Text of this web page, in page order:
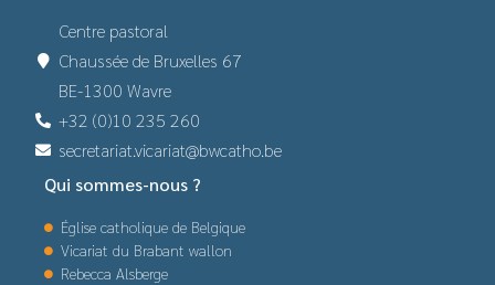
Centre pastoral
Chaussée de Bruxelles 67
BE-1300 Wavre
+32 (0)10 235 260
secretariat.vicariat@bwcatho.be
Qui sommes-nous ?
Église catholique de Belgique
Vicariat du Brabant wallon
Rebecca Alsberge